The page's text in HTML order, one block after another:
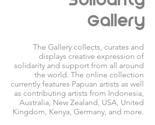
Gallery
The Gallery collects, curates and
displays creative expression of
solidarity and support from all around
the world. The online collection
currently features Papuan artists as well
as contributing artists from Indonesia,
Australia, New Zealand, USA, United
Kingdom, Kenya, Germany, and more.